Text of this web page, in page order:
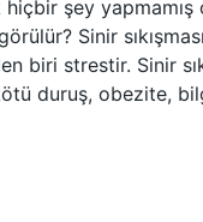
şey yapmamış
Sinir
biri strestir. Sinir
duruş, obezite,